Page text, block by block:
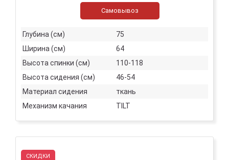
Самовывоз
Глубина (см)
75
Ширина (см)
64
Высота спинки (см)
110-118
Высота сидения (см)
46-54
Материал сидения
ткань
Механизм качания
TILT
СКИДКИ